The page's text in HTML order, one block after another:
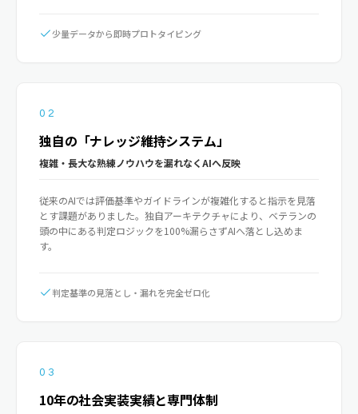
少量データから即時プロトタイピング
02
独自の「ナレッジ維持システム」
複雑・長大な熟練ノウハウを漏れなくAIへ反映
従来のAIでは評価基準やガイドラインが複雑化すると指示を見落
とす課題がありました。独自アーキテクチャにより、ベテランの
頭の中にある判定ロジックを100%漏らさずAIへ落とし込めま
す。
判定基準の見落とし・漏れを完全ゼロ化
03
10年の社会実装実績と専門体制